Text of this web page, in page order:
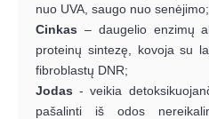
nuo UVA, saugo nuo senėjimo;
Cinkas – daugelio enzimų
proteinų sintezę, kovoja su
fibroblastų DNR;
Jodas- veikia
pašalinti iš odos